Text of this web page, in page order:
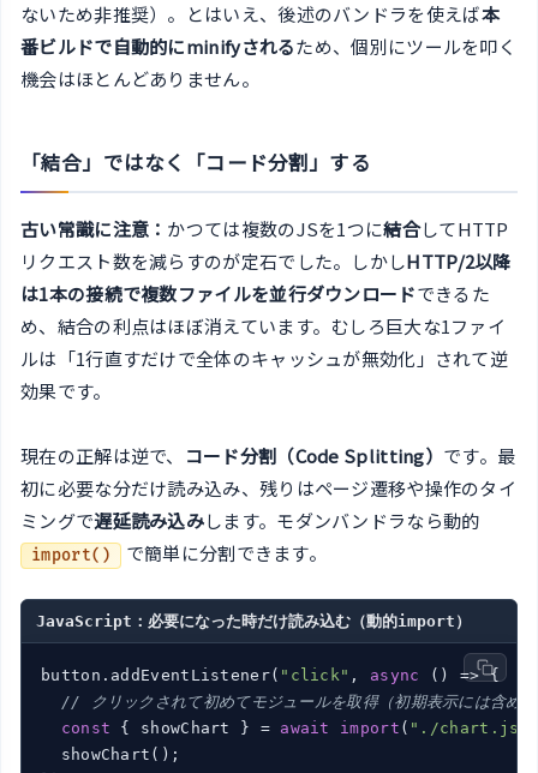
ないため非推奨）。とはいえ、後述のバンドラを使えば本
番ビルドで自動的にminifyされるため、個別にツールを叩く
機会はほとんどありません。
「結合」ではなく「コード分割」する
古い常識に注意： かつては複数のJSを1つに結合してHTTP
リクエスト数を減らすのが定石でした。しかしHTTP/2以降
は1本の接続で複数ファイルを並行ダウンロードできるた
め、結合の利点はほぼ消えています。むしろ巨大な1ファイ
ルは「1行直すだけで全体のキャッシュが無効化」されて逆
効果です。
現在の正解は逆で、 コード分割（Code Splitting） です。最
初に必要な分だけ読み込み、残りはページ遷移や操作のタイ
ミングで遅延読み込みします。モダンバンドラなら動的
import() で簡単に分割できます。
JavaScript：必要になった時だけ読み込む（動的import）
button.addEventListener( "click" , async () => {
// クリックされて初めてモジュールを取得（初期表示には含め
const { showChart } = await import ( "./chart.js"
  showChart();